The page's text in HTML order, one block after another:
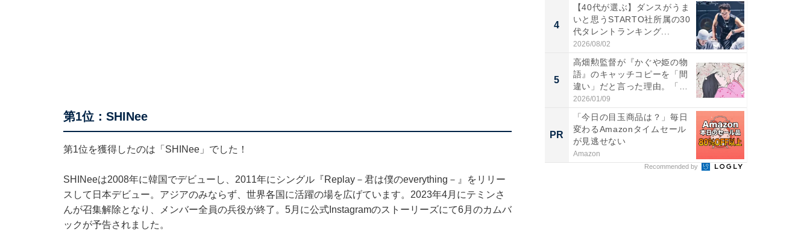
第1位：SHINee
第1位を獲得したのは「SHINee」でした！
SHINeeは2008年に韓国でデビューし、2011年にシングル『Replay－君は僕のeverything－』をリリー
スして日本デビュー。アジアのみならず、世界各国に活躍の場を広げています。2023年4月にテミンさ
んが召集解除となり、メンバー全員の兵役が終了。5月に公式Instagramのストーリーズにて6月のカムバ
ックが予告されました。
4
【40代が選ぶ】ダンスがうま
いと思うSTARTO社所属の30
代タレントランキング...
2026/08/02
5
高畑勲監督が『かぐや姫の物
語』のキャッチコピーを「間
違い」だと言った理由。「姫
の...
2026/01/09
PR
「今日の目玉商品は？」毎日
変わるAmazonタイムセール
が見逃せない
Amazon
Recommended by